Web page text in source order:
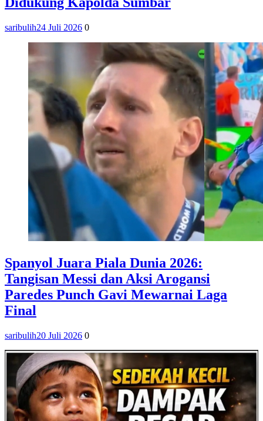
saribulih24 Juli 2026 0
Spanyol Juara Piala Dunia 2026:
Tangisan Messi dan Aksi Arogansi
Paredes Punch Gavi Mewarnai Laga
Final
saribulih20 Juli 2026 0